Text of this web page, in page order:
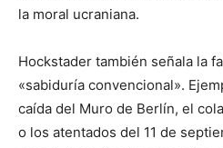
la moral ucraniana.
Hockstader también señala la
«sabiduría convencional».
caída del Muro de Berlín, el
o los atentados del 11 de